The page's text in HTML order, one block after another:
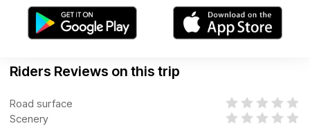
Riders Reviews on this trip
Road surface
Scenery